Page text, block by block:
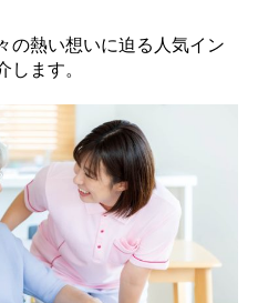
の熱い想いに迫る人気イン
します。